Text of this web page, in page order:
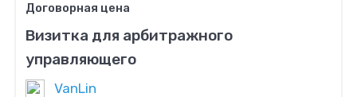
Договорная цена
Визитка для арбитражного
управляющего
VanLin